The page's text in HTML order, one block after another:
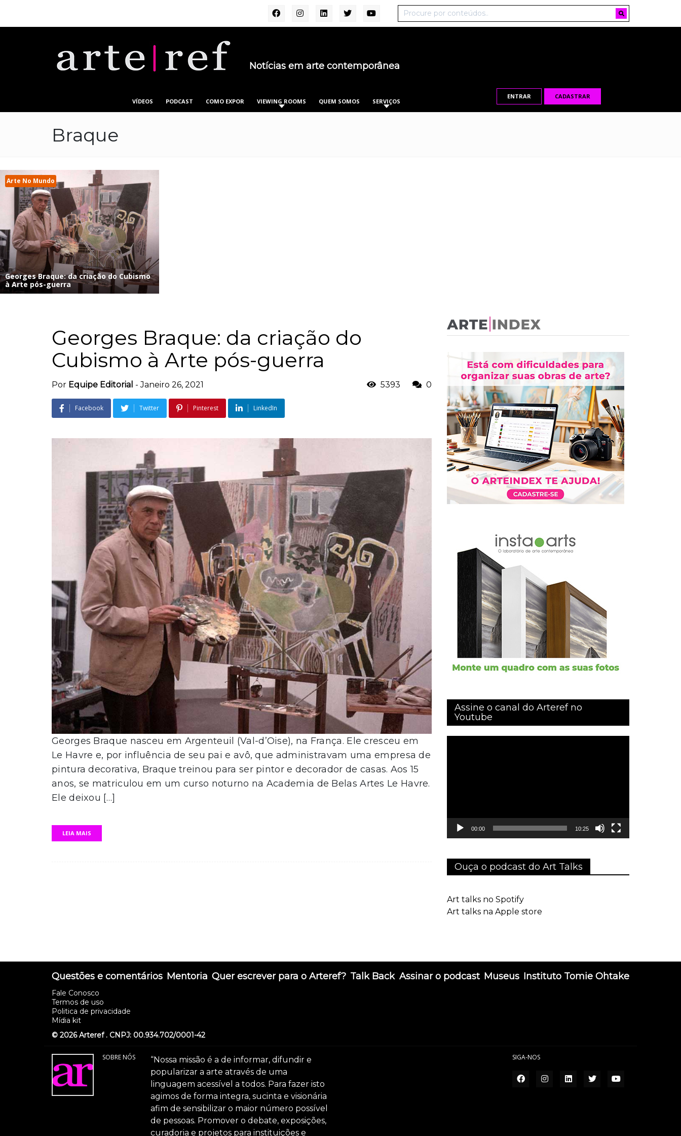
Notícias em arte contemporânea
VÍDEOS PODCAST COMO EXPOR VIEWING ROOMS QUEM SOMOS SERVIÇOS
ENTRAR CADASTRAR
Braque
Arte No Mundo
Georges Braque: da criação do Cubismo
à Arte pós-guerra
Georges Braque: da criação do
Cubismo à Arte pós-guerra
Por Equipe Editorial -Janeiro 26, 2021 5393 0
Facebook Twitter Pinterest LinkedIn
Georges Braque nasceu em Argenteuil (Val-d’Oise), na França. Ele cresceu em
Le Havre e, por influência de seu pai e avô, que administravam uma empresa de
pintura decorativa, Braque treinou para ser pintor e decorador de casas. Aos 15
anos, se matriculou em um curso noturno na Academia de Belas Artes Le Havre.
Ele deixou […]
LEIA MAIS
Assine o canal do Arteref no
Youtube
00:00 10:25
Ouça o podcast do Art Talks
Art talks no Spotify
Art talks na Apple store
Questões e comentários
Fale Conosco
Termos de uso
Politica de privacidade
Mídia kit
Mentoria Quer escrever para o Arteref? Talk Back Assinar o podcast Museus Instituto Tomie Ohtake
© 2026 Arteref . CNPJ: 00.934.702/0001-42
SOBRE NÓS
“Nossa missão é a de informar, difundir e
popularizar a arte através de uma
linguagem acessível a todos. Para fazer isto
agimos de forma integra, sucinta e visionária
afim de sensibilizar o maior número possível
de pessoas. Promover o debate, exposições,
curadoria e projetos para instituições e
SIGA-NOS